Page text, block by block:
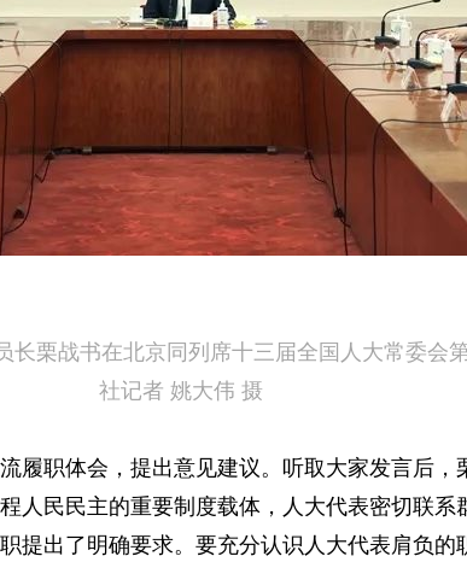
栗战书在北京同列席十三届全国人大常委会
社记者 姚大伟 摄
履职体会，提出意见建议。听取大家发言后
人民民主的重要制度载体，人大代表密切联
提出了明确要求。要充分认识人大代表肩负